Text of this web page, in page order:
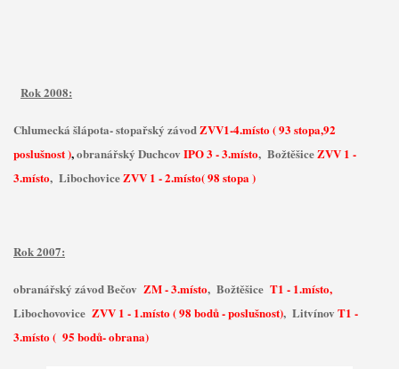
Rok 2008:
Chlumecká šlápota- stopařský závodZVV1-4.místo ( 93 stopa,92
poslušnost ),obranářský Duchcov IPO 3 - 3.místo, BožtěšiceZVV 1 -
3.místo, LibochoviceZVV 1 - 2.místo( 98 stopa )
Rok 2007:
obranářský závod Bečov ZM - 3.místo, Božtěšice T1 - 1.místo,
Libochovovice ZVV 1 - 1.místo ( 98 bodů - poslušnost), Litvínov T1 -
3.místo ( 95 bodů- obrana)